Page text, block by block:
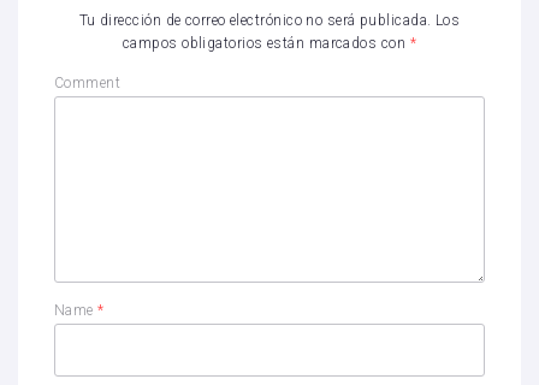
Tu dirección de correo electrónico no será publicada.
Los
campos obligatorios están marcados con *
Comment
Name*